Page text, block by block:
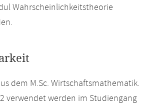
Wahrscheinlichkeitstheorie
dem M.Sc. Wirtschaftsmathematik.
verwendet werden im Studiengang